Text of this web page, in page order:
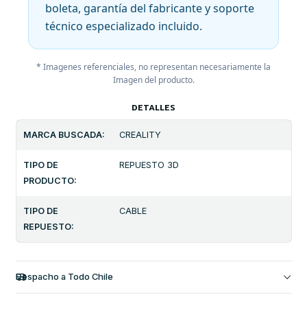
boleta, garantía del fabricante y soporte
técnico especializado incluido.
* Imagenes referenciales, no representan necesariamente la
Imagen del producto.
DETALLES
MARCA BUSCADA: CREALITY
TIPO DE
PRODUCTO:
REPUESTO 3D
TIPO DE
REPUESTO:
CABLE
Despacho a Todo Chile